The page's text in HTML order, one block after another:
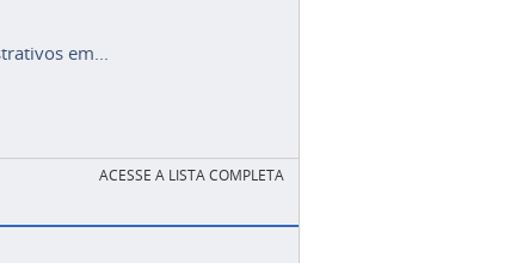
em...
ACESSE A LISTA COMPLETA